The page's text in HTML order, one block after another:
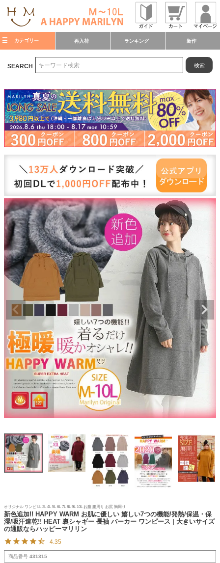
カテゴリー 再入荷 ランキング 新作
SEARCH 検索
オリジナル ワンピ LL 3L 4L 5L 6L 7L 8L 9L 10L お腹 腰周り お尻 胸周り
新色追加!! HAPPY WARM お肌に優しい 嬉しい7つの機能/発熱/保温・保
湿/吸汗速乾!! HEAT 裏シャギー 長袖 パーカー ワンピース | 大きいサイズ
の通販ならハッピーマリリン
4.35
商品番号 431315